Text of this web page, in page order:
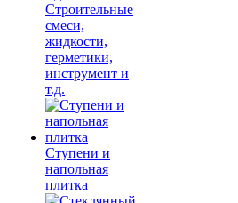
Строительные
смеси,
жидкости,
герметики,
инструмент и
т.д.
Ступени и
напольная
плитка